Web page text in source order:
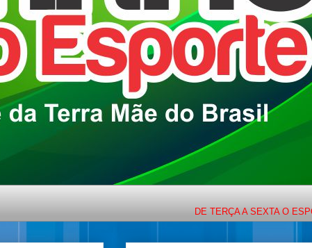
DE TERÇA A SEXTA O ESPORTE